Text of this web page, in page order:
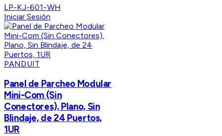
LP-KJ-601-WH
Iniciar Sesión
PANDUIT
Panel de Parcheo Modular
Mini-Com (Sin
Conectores), Plano, Sin
Blindaje, de 24 Puertos,
1UR